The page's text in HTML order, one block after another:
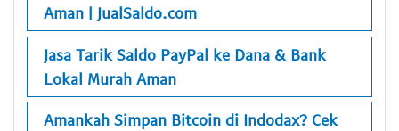
Aman | JualSaldo.com
Jasa Tarik Saldo PayPal ke Dana & Bank
Lokal Murah Aman
Amankah Simpan Bitcoin di Indodax? Cek